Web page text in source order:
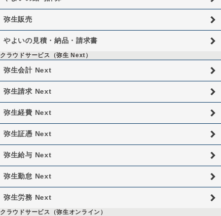
弥生販売
やよいの見積・納品・請求書
クラウドサービス（弥生 Next）
弥生会計 Next
弥生請求 Next
弥生経費 Next
弥生証憑 Next
弥生給与 Next
弥生勤怠 Next
弥生労務 Next
クラウドサービス（弥生オンライン）